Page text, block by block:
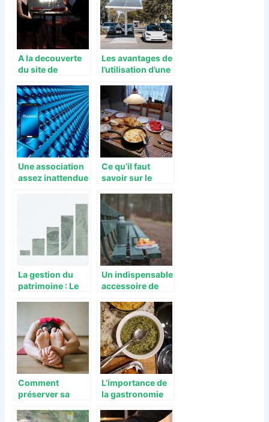
A la decouverte
du site de
Les avantages de
l’utilisation d’une
Une association
assez inattendue
Ce qu’il faut
savoir sur le
gain de place
La gestion du
patrimoine : Le
Un indispensable
accessoire de
ski
Comment
préserver sa
quotidien ?
L’importance de
la gastronomie
planification d’un